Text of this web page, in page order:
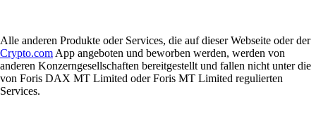
Alle anderen Produkte oder Services, die auf dieser Webseite oder der
Crypto.com App angeboten und beworben werden, werden von
anderen Konzerngesellschaften bereitgestellt und fallen nicht unter die
von Foris DAX MT Limited oder Foris MT Limited regulierten
Services.